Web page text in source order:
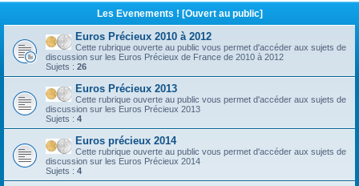
Les Evenements ! [Ouvert au public]
Euros Précieux 2010 à 2012
Cette rubrique ouverte au public vous permet d'accéder aux sujets de
discussion sur les Euros Précieux de France de 2010 à 2012
Sujets : 26
Euros Précieux 2013
Cette rubrique ouverte au public vous permet d'accéder aux sujets de
discussion sur les Euros Précieux 2013
Sujets : 4
Euros précieux 2014
Cette rubrique ouverte au public vous permet d'accéder aux sujets de
discussion sur les Euros Précieux 2014
Sujets : 4